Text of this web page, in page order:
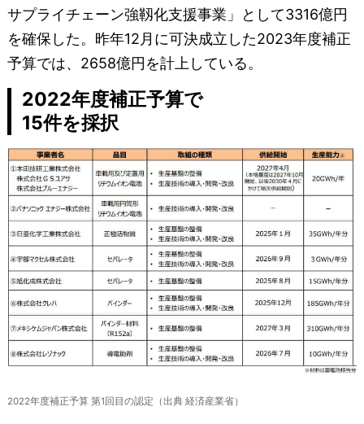
サプライチェーン強靱化支援事業」として3316億円
を確保した。昨年12月に可決成立した2023年度補正
予算では、2658億円を計上している。
2022年度補正予算で
15件を採択
2022年度補正予算 第1回目の認定（出典 経済産業省）